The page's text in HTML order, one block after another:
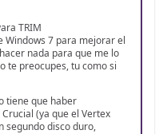
TRIM
7 para mejorar el
nada para que me lo
te preocupes, tu como si
tiene que haber
(ya que el Vertex
segundo disco duro,